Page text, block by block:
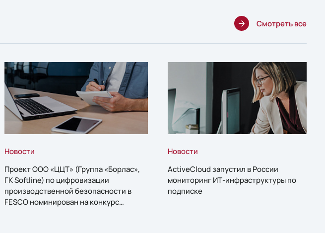
Смотреть все
Новости
Проект ООО «ЦЦТ» (Группа «Борлас»,
ГК Softline) по цифровизации
производственной безопасности в
FESCO номинирован на конкурс
Новости
ActiveCloud запустил в России
мониторинг ИТ-инфраструктуры по
подписке